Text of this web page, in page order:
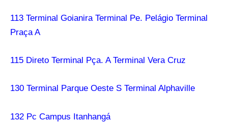
113 Terminal Goianira Terminal Pe. Pelágio Terminal
Praça A
115 Direto Terminal Pça. A Terminal Vera Cruz
130 Terminal Parque Oeste S Terminal Alphaville
132 Pc Campus Itanhangá